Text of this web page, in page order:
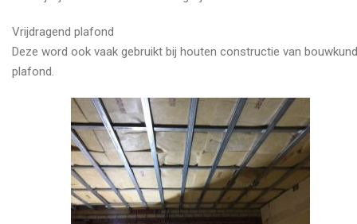
Vrijdragend plafond
Deze word ook vaak gebruikt bij houten constructie van
plafond.